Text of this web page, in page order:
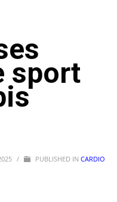
sport
/ PUBLISHED IN CARDIO